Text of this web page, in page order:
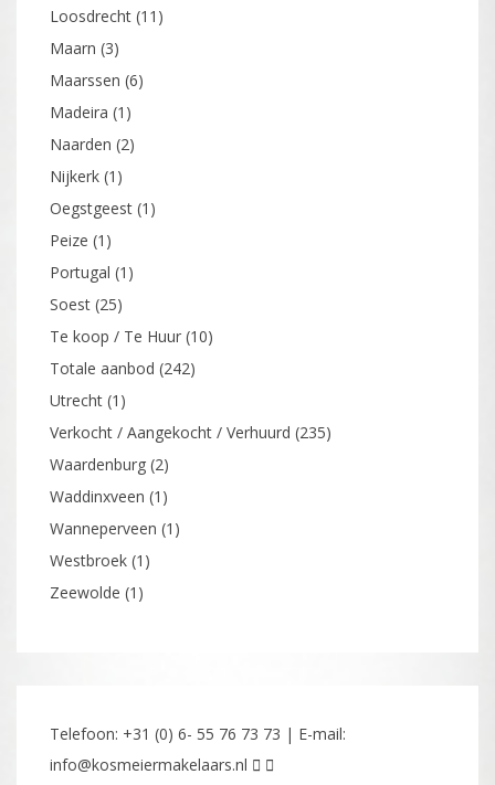
Loosdrecht (11)
Maarn (3)
Maarssen (6)
Madeira (1)
Naarden (2)
Nijkerk (1)
Oegstgeest (1)
Peize (1)
Portugal (1)
Soest (25)
Te koop / Te Huur (10)
Totale aanbod (242)
Utrecht (1)
Verkocht / Aangekocht / Verhuurd (235)
Waardenburg (2)
Waddinxveen (1)
Wanneperveen (1)
Westbroek (1)
Zeewolde (1)
Telefoon: +31 (0) 6- 55 76 73 73 | E-mail:
info@kosmeiermakelaars.nl